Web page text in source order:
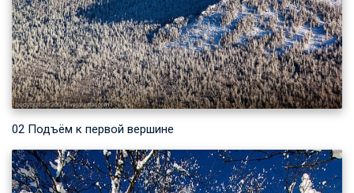
02 Подъём к первой вершине